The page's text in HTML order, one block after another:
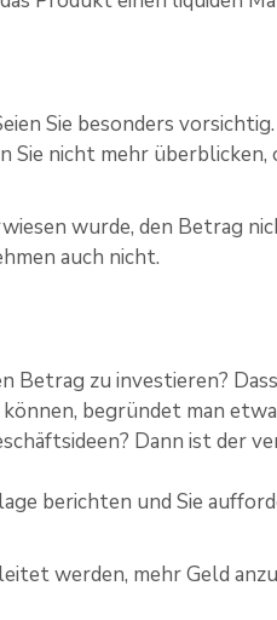
Sie besonders
nicht mehr überblicken,
wurde, den Betrag
auch nicht.
Betrag zu investieren?
begründet man
Dann ist der
berichten und Sie
werden, mehr Geld